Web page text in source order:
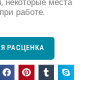
работе.
РАСЦЕНКА